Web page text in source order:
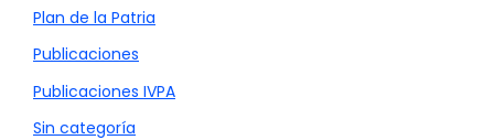
Plan de la Patria
Publicaciones
Publicaciones IVPA
Sin categoría